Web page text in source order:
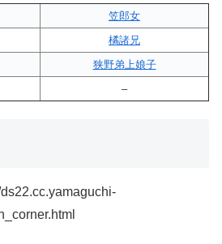
笠郎女
橘諸兄
狭野弟上娘子
–